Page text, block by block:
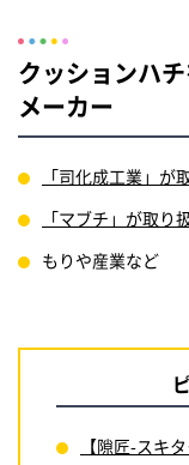
クッションハ
メーカー
「司化成工業」が
「マブチ」が取り
もりや産業など
【隙匠-スキ